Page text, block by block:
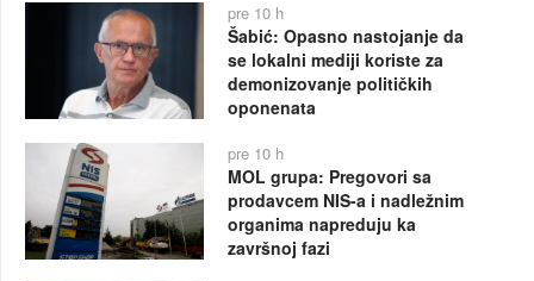
pre 10 h
Šabić: Opasno nastojanje da
se lokalni mediji koriste za
demonizovanje političkih
oponenata
pre 10 h
MOL grupa: Pregovori sa
prodavcem NIS-a i nadležnim
organima napreduju ka
završnoj fazi